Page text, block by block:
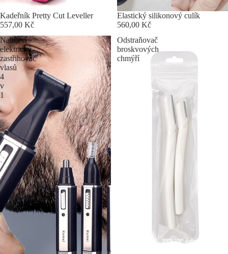
Kadeřník Pretty Cut Leveller
557,00 Kč
Elastický silikonový culík
560,00 Kč
Nabíjecí
elektrický
zastřihovač
vlasů
4
v
1
Odstraňovač
broskvových
chmýří